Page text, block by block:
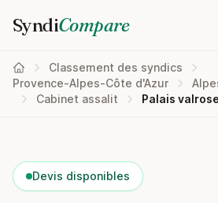
SyndiCompare
Classement des syndics
Provence-Alpes-Côte d'Azur
Cabinet assalit
Palais valrose
Devis disponibles